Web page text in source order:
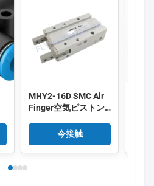
MHY2-16D SMC Air
Finger空気ピストン
Acting Gripper Cam
Style
今接触